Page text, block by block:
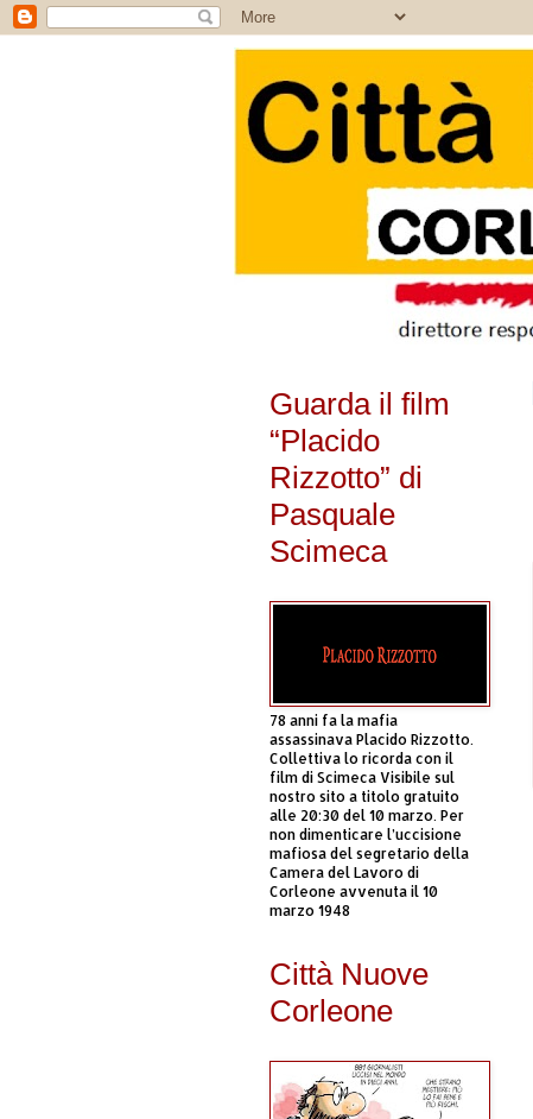
Guarda il film
“Placido
Rizzotto” di
Pasquale
Scimeca
78 anni fa la mafia
assassinava Placido Rizzotto.
Collettiva lo ricorda con il
film di Scimeca Visibile sul
nostro sito a titolo gratuito
alle 20:30 del 10 marzo. Per
non dimenticare l’uccisione
mafiosa del segretario della
Camera del Lavoro di
Corleone avvenuta il 10
marzo 1948
Città Nuove
Corleone